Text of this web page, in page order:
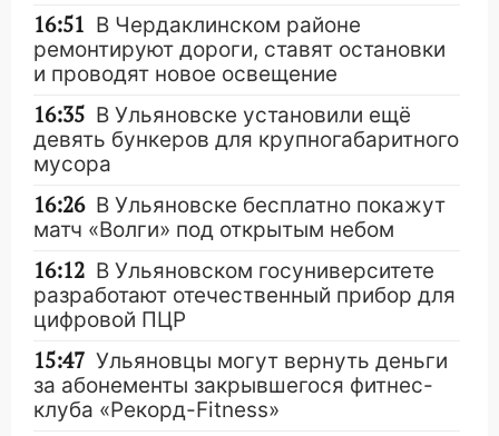
16:51 В Чердаклинском районе
ремонтируют дороги, ставят остановки
и проводят новое освещение
16:35 В Ульяновске установили ещё
девять бункеров для крупногабаритного
мусора
16:26 В Ульяновске бесплатно покажут
матч «Волги» под открытым небом
16:12 В Ульяновском госуниверситете
разработают отечественный прибор для
цифровой ПЦР
15:47 Ульяновцы могут вернуть деньги
за абонементы закрывшегося фитнес-
клуба «Рекорд-Fitness»